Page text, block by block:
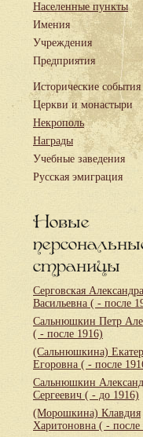
Населенные пункты
Имения
Учреждения
Предприятия
Исторические события
Церкви и монастыри
Некрополь
Награды
Учебные заведения
Русская эмиграция
Новые
страницы
Серговская Александра
Васильевна ( - после
Сальнюшкин Петр
( - после 1916)
(Сальнюшкина)
Егоровна ( - после
Сальнюшкин
Сергеевич ( - до 1916)
(Морошкина) Клавдия
Харитоновна ( - после